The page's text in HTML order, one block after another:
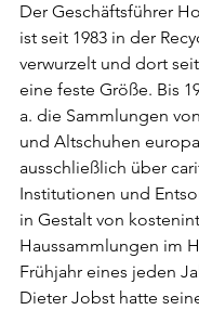
Der Geschäftsführer
ist seit 1983 in der
verwurzelt und dort
eine feste Größe. Bis
a. die Sammlungen
und Altschuhen
ausschließlich über
Institutionen und
in Gestalt von
Haussammlungen im
Frühjahr eines jeden
Dieter Jobst hatte